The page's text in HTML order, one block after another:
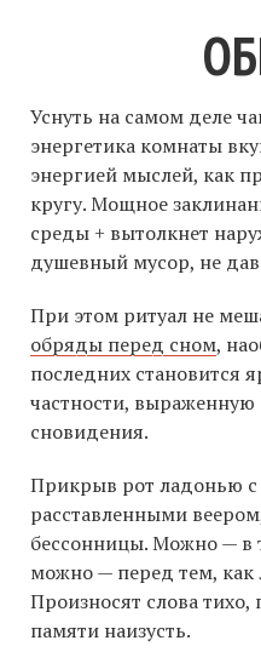
Уснуть на самом деле
энергетика комнаты
энергией мыслей, как
кругу. Мощное
среды + вытолкнет
душевный мусор, не
При этом ритуал не
обряды перед сном,
последних становится
частности,
сновидения.
Прикрыв рот ладонью с
расставленными
бессонницы. Можно — в
можно — перед тем, как
Произносят слова
памяти наизусть.